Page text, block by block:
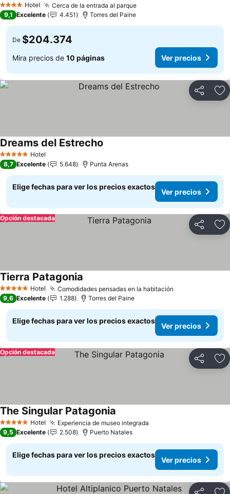
4 EstrellasHotel Cerca de la entrada al parqueVer precios
9,1 Excelente 4.451 Torres del Paine
De $204.374
Mira precios de 10 páginas Ver precios
Compartir
5 Estrellas Hotel
Dreams del Estrecho
8,7 Excelente 5.648 Punta Arenas
Elige fechas para ver los precios exactos
Ver precios
Compartir
Opción destacada
5 Estrellas Hotel Comodidades pensadas en la habitación
Tierra Patagonia
9,6 Excelente 1.288 Torres del Paine
Elige fechas para ver los precios exactos
Ver precios
Compartir
Opción destacada
5 Estrellas Hotel Experiencia de museo integrada
The Singular Patagonia
9,5 Excelente 2.508 Puerto Natales
Elige fechas para ver los precios exactos
Ver precios